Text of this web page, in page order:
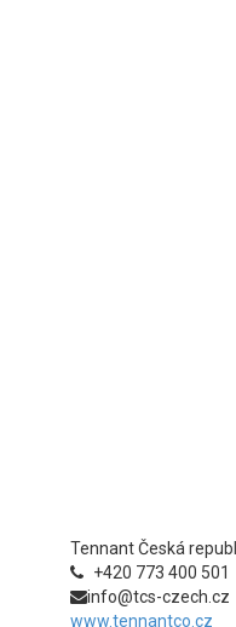
Tennant Česká
+420 773 400 501
info@tcs-czech.cz
www.tennantco.cz